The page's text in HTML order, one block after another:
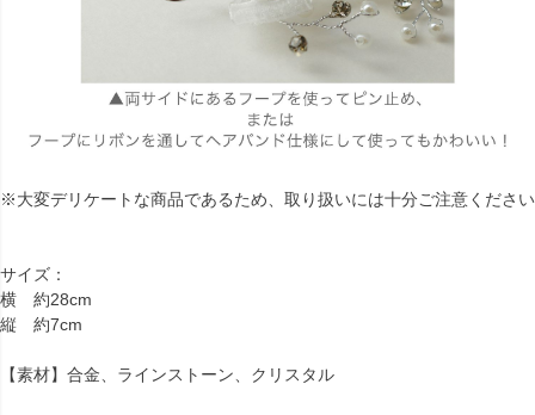
※大変デリケートな商品であるため、取り扱いには十分ご注意ください
サイズ：
横 約28cm
縦 約7cm
【素材】合金、ラインストーン、クリスタル